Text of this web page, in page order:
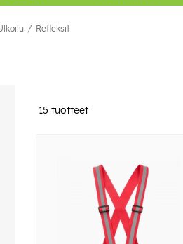
Refleksit
15 tuotteet